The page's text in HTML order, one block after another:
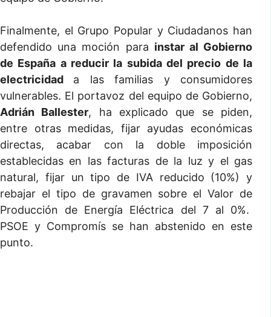
Finalmente, el Grupo Popular y Ciudadanos han
defendido una moción para instar al Gobierno
de España a reducir la subida del precio de la
electricidad a las familias y consumidores
vulnerables. El portavoz del equipo de Gobierno,
Adrián Ballester, ha explicado que se piden,
entre otras medidas, fijar ayudas económicas
directas, acabar con la doble imposición
establecidas en las facturas de la luz y el gas
natural, fijar un tipo de IVA reducido (10%) y
rebajar el tipo de gravamen sobre el Valor de
Producción de Energía Eléctrica del 7 al 0%.
PSOE y Compromís se han abstenido en este
punto.